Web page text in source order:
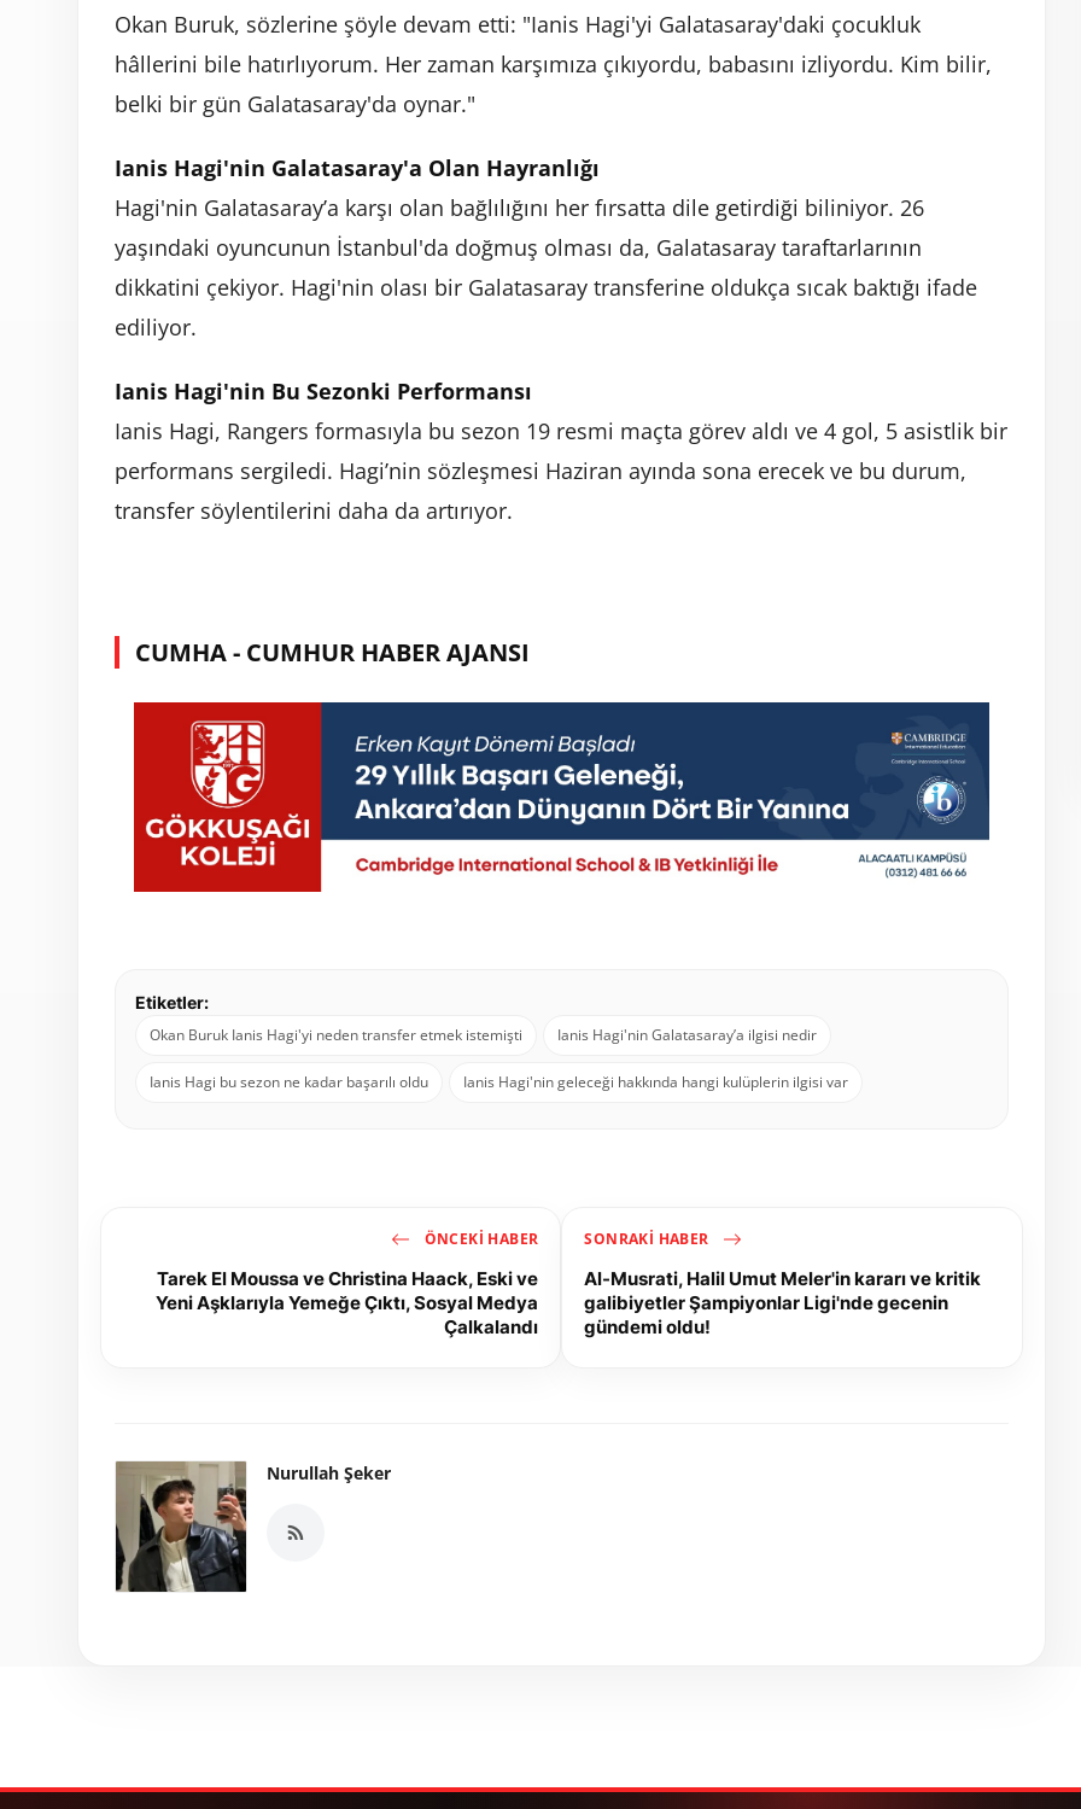
Okan Buruk, sözlerine şöyle devam etti: "Ianis Hagi'yi Galatasaray'daki çocukluk
hâllerini bile hatırlıyorum. Her zaman karşımıza çıkıyordu, babasını izliyordu. Kim bilir,
belki bir gün Galatasaray'da oynar."
Ianis Hagi'nin Galatasaray'a Olan Hayranlığı
Hagi'nin Galatasaray’a karşı olan bağlılığını her fırsatta dile getirdiği biliniyor. 26
yaşındaki oyuncunun İstanbul'da doğmuş olması da, Galatasaray taraftarlarının
dikkatini çekiyor. Hagi'nin olası bir Galatasaray transferine oldukça sıcak baktığı ifade
ediliyor.
Ianis Hagi'nin Bu Sezonki Performansı
Ianis Hagi, Rangers formasıyla bu sezon 19 resmi maçta görev aldı ve 4 gol, 5 asistlik bir
performans sergiledi. Hagi’nin sözleşmesi Haziran ayında sona erecek ve bu durum,
transfer söylentilerini daha da artırıyor.
CUMHA - CUMHUR HABER AJANSI
Etiketler:
Okan Buruk Ianis Hagi'yi neden transfer etmek istemişti
Ianis Hagi'nin Galatasaray’a ilgisi nedir
Ianis Hagi bu sezon ne kadar başarılı oldu Ianis Hagi'nin geleceği hakkında hangi kulüplerin ilgisi var
ÖNCEKI HABER
Tarek El Moussa ve Christina Haack, Eski ve
Yeni Aşklarıyla Yemeğe Çıktı, Sosyal Medya
Çalkalandı
SONRAKI HABER
Al-Musrati, Halil Umut Meler'in kararı ve kritik
galibiyetler Şampiyonlar Ligi'nde gecenin
gündemi oldu!
Nurullah Şeker